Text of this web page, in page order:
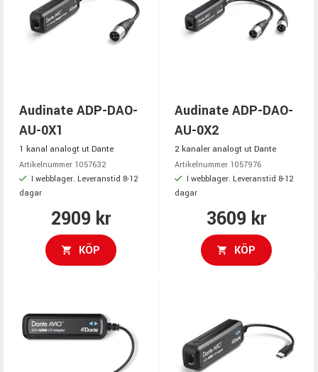
Audinate ADP-DAO-
AU-0X1
1 kanal analogt ut Dante
Artikelnummer 1057632
I webblager. Leveranstid 8-12
dagar
2909 kr
KÖP
Audinate ADP-DAO-
AU-0X2
2 kanaler analogt ut Dante
Artikelnummer 1057976
I webblager. Leveranstid 8-12
dagar
3609 kr
KÖP